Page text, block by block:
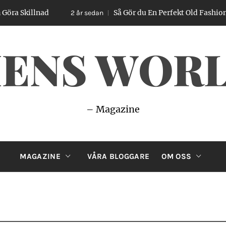
2 år sedan Så Gör du En Perfekt Old Fashioned –
– Magazine
MAGAZINE VÅRA BLOGGARE OM OSS